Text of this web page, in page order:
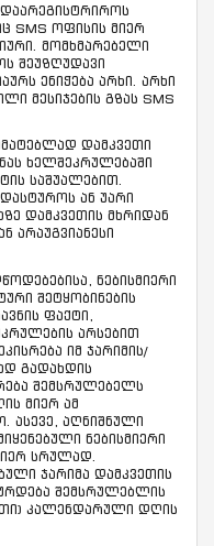
SMS ოფისის მიერ
მომხმარებელი
შეუზღუდავი
ენიჭება არხი. არხი
მესიჯების გზას SMS
დამკვეთი
ხელშეკრულებაში
საშუალებით.
ან უარი
დამკვეთის მხრიდან
არაუგვიანესი
ნებისმიერი
შეტყობინების
ფაქტი,
არსებით
იმ ჯარიმის/
გადახდის
შემსრულებელს
მიერ ამ
ასევე, აღნიშნული
ნებისმიერი
სრულად.
ჯარიმა დამკვეთის
შემსრულებლის
კალენდარული დღის